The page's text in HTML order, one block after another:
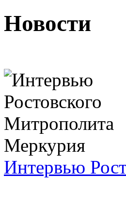
Новости
Интервью